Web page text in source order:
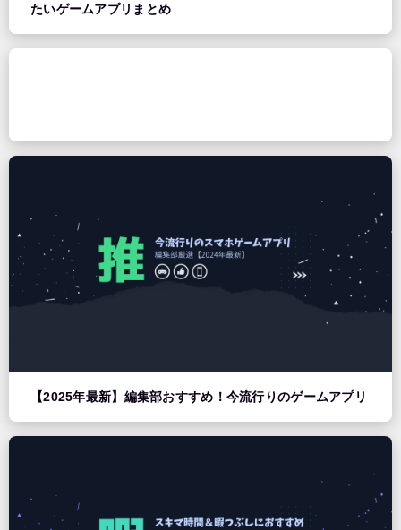
たいゲームアプリまとめ
【2025年最新】編集部おすすめ！今流行りのゲームアプリ